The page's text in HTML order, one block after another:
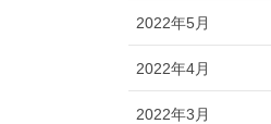
2022年5月
2022年4月
2022年3月